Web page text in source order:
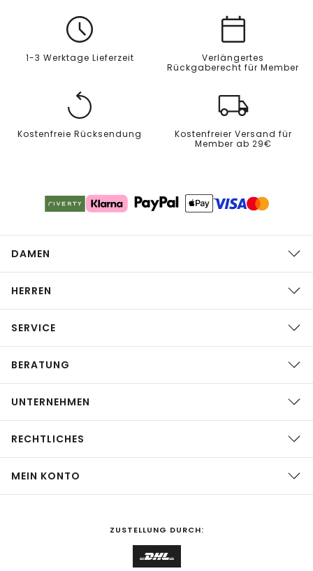
1-3 Werktage Lieferzeit
Verlängertes
Rückgaberecht für Member
Kostenfreie Rücksendung
Kostenfreier Versand für
Member ab 29€
DAMEN
HERREN
SERVICE
BERATUNG
UNTERNEHMEN
RECHTLICHES
MEIN KONTO
ZUSTELLUNG DURCH: